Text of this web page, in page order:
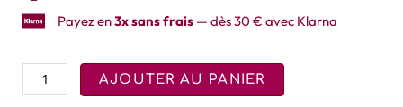
Payez en3x sans frais — dès 30 € avec Klarna
AJOUTER AU PANIER